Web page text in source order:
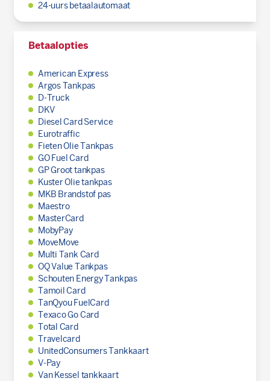
24-uurs betaalautomaat
Betaalopties
American Express
Argos Tankpas
D-Truck
DKV
Diesel Card Service
Eurotraffic
Fieten Olie Tankpas
GO Fuel Card
GP Groot tankpas
Kuster Olie tankpas
MKB Brandstof pas
Maestro
MasterCard
MobyPay
MoveMove
Multi Tank Card
OQ Value Tankpas
Schouten Energy Tankpas
Tamoil Card
TanQyou FuelCard
Texaco Go Card
Total Card
Travelcard
UnitedConsumers Tankkaart
V-Pay
Van Kessel tankkaart